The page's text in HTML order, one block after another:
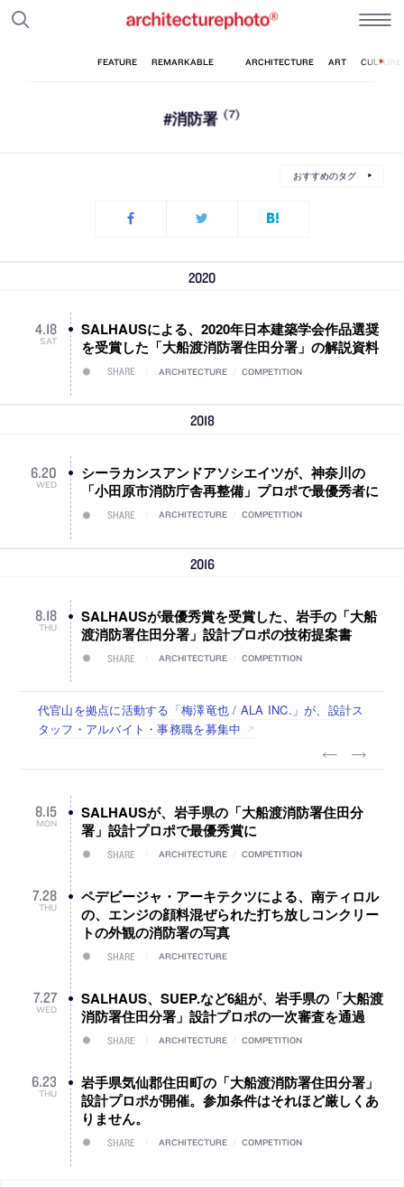
#消防署 (7)
おすすめのタグ
2020
4.18
SAT
SALHAUSによる、2020年日本建築学会作品選奨
を受賞した「大船渡消防署住田分署」の解説資料
SHARE ARCHITECTURE COMPETITION
2018
6.20
WED
シーラカンスアンドアソシエイツが、神奈川の
「小田原市消防庁舎再整備」プロポで最優秀者に
SHARE ARCHITECTURE COMPETITION
2016
8.18
THU
SALHAUSが最優秀賞を受賞した、岩手の「大船
渡消防署住田分署」設計プロポの技術提案書
SHARE ARCHITECTURE COMPETITION
佐々木慧が主宰する「axonometric株式会社」が、設計スタ
ッフ（経験者・既卒・2027年新卒）を募集中
古民家を軸に全国で“価値循環の仕組み”を作り、リモートワ
ーク主体の働き方を実践する「株式会社つぎと」が、設計ス
リノベる株式会社が、設計パートナー (業務委託) を募集中
社会への影響力のある建築を手掛け、スタッフ同士で助け合
う環境づくりも行う「E.A.S.T.architects」が、設計スタッフ
代官山を拠点に活動する「梅澤竜也 / ALA INC.」が、設計ス
タッフ・アルバイト・事務職を募集中
8.15
MON
SALHAUSが、岩手県の「大船渡消防署住田分
署」設計プロポで最優秀賞に
SHARE ARCHITECTURE COMPETITION
7.28
THU
ペデビージャ・アーキテクツによる、南ティロル
の、エンジの顔料混ぜられた打ち放しコンクリー
トの外観の消防署の写真
SHARE ARCHITECTURE
7.27
WED
SALHAUS、SUEP.など6組が、岩手県の「大船渡
消防署住田分署」設計プロポの一次審査を通過
SHARE ARCHITECTURE COMPETITION
6.23
THU
岩手県気仙郡住田町の「大船渡消防署住田分署」
設計プロポが開催。参加条件はそれほど厳しくあ
りません。
SHARE ARCHITECTURE COMPETITION